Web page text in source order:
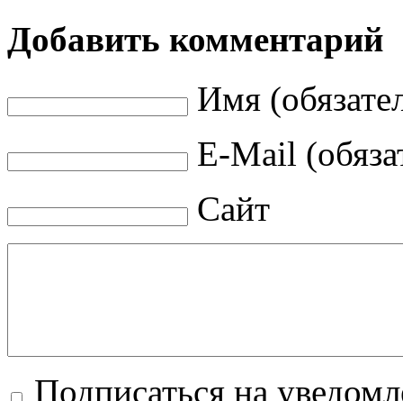
Добавить комментарий
Имя
E-Mail
Сайт
Подписаться на